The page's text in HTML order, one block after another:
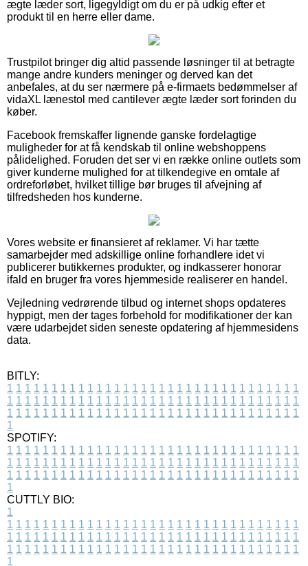
ægte læder sort, ligegyldigt om du er på udkig efter et
produkt til en herre eller dame.
Trustpilot bringer dig altid passende løsninger til at betragte
mange andre kunders meninger og derved kan det
anbefales, at du ser nærmere på e-firmaets bedømmelser af
vidaXL lænestol med cantilever ægte læder sort forinden du
køber.
Facebook fremskaffer lignende ganske fordelagtige
muligheder for at få kendskab til online webshoppens
pålidelighed. Foruden det ser vi en række online outlets som
giver kunderne mulighed for at tilkendegive en omtale af
ordreforløbet, hvilket tillige bør bruges til afvejning af
tilfredsheden hos kunderne.
Vores website er finansieret af reklamer. Vi har tætte
samarbejder med adskillige online forhandlere idet vi
publicerer butikkernes produkter, og indkasserer honorar
ifald en bruger fra vores hjemmeside realiserer en handel.
Vejledning vedrørende tilbud og internet shops opdateres
hyppigt, men der tages forbehold for modifikationer der kan
være udarbejdet siden seneste opdatering af hjemmesidens
data.
BITLY:
1 1 1 1 1 1 1 1 1 1 1 1 1 1 1 1 1 1 1 1 1 1 1 1 1 1 1 1 1 1 1 1 1
1 1 1 1 1 1 1 1 1 1 1 1 1 1 1 1 1 1 1 1 1 1 1 1 1 1 1 1 1 1 1 1 1
1 1 1 1 1 1 1 1 1 1 1 1 1 1 1 1 1 1 1 1 1 1 1 1 1 1 1 1 1 1 1 1 1
1
SPOTIFY:
1 1 1 1 1 1 1 1 1 1 1 1 1 1 1 1 1 1 1 1 1 1 1 1 1 1 1 1 1 1 1 1 1
1 1 1 1 1 1 1 1 1 1 1 1 1 1 1 1 1 1 1 1 1 1 1 1 1 1 1 1 1 1 1 1 1
1 1 1 1 1 1 1 1 1 1 1 1 1 1 1 1 1 1 1 1 1 1 1 1 1 1 1 1 1 1 1 1 1
1
CUTTLY BIO:
1
1 1 1 1 1 1 1 1 1 1 1 1 1 1 1 1 1 1 1 1 1 1 1 1 1 1 1 1 1 1 1 1 1
1 1 1 1 1 1 1 1 1 1 1 1 1 1 1 1 1 1 1 1 1 1 1 1 1 1 1 1 1 1 1 1 1
1 1 1 1 1 1 1 1 1 1 1 1 1 1 1 1 1 1 1 1 1 1 1 1 1 1 1 1 1 1 1 1 1
1